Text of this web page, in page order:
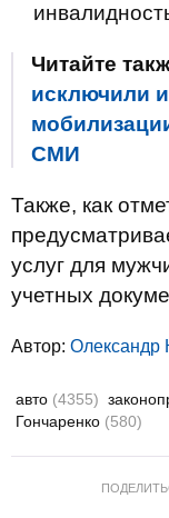
Читайте
исключили
СМИ
Также, как
услуг для
учетных
Автор: Олександр
авто (4355)
Гончаренко (580)